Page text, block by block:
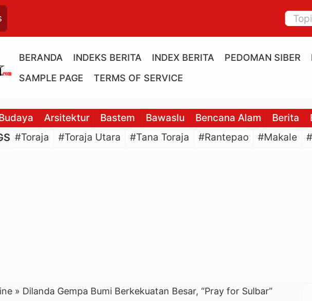
BERANDA INDEKS BERITA INDEX BERITA PEDOMAN SIBER
SAMPLE PAGE
TERMS OF SERVICE
Arsitektur Bastem Bawaslu Bencana Alam Berita
#Toraja #Toraja Utara #Tana Toraja #Rantepao #Makale
» Dilanda Gempa Bumi Berkekuatan Besar, “Pray for Sulbar”